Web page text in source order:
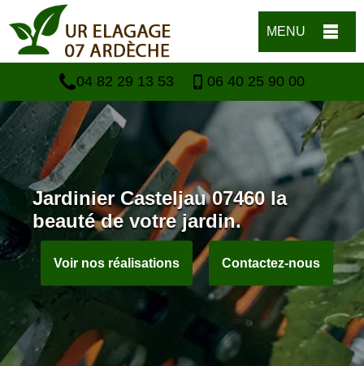
MENU
04 82 29 13 53 06 40 25 90 00
Jardinier Casteljau 07460 la
beauté de votre jardin.
Voir nos réalisations Contactez-nous